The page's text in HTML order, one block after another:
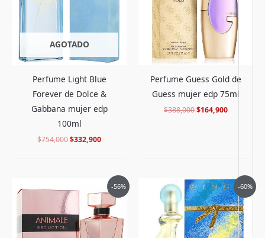
AGOTADO
Perfume Light Blue
Forever de Dolce &
Gabbana mujer edp
100ml
$754,000$332,900
Perfume Guess Gold de
Guess mujer edp 75ml
$388,000$164,900
-56%
precio
era:
$388,000.
precio
actual
es:
$167,900.
-60%
El
precio
original
era:
$320,000.
El
precio
actual
es:
$126,900.